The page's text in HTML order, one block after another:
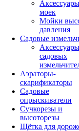
моек
Мойки
давления
Садовые
садовых
Аэраторы-
скарификаторы
Садовые
опрыскиватели
Сучкорезы и
высоторезы
Щётка для